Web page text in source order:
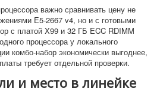
важно сравнивать цену не
E5-2667 v4, но и с готовыми
с платой X99 и 32 ГБ ECC RDIMM
процессора у локального
комбо-набор экономически выгоднее,
требует отдельной проверки.
и место в линейке